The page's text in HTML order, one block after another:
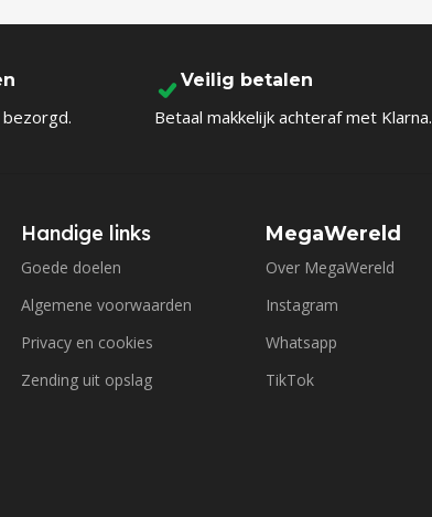
Veilig betalen
Betaal makkelijk achteraf met Klarna.
Handige links
Goede doelen
Algemene voorwaarden
Privacy en cookies
Zending uit opslag
MegaWereld
Over MegaWereld
Instagram
Whatsapp
TikTok